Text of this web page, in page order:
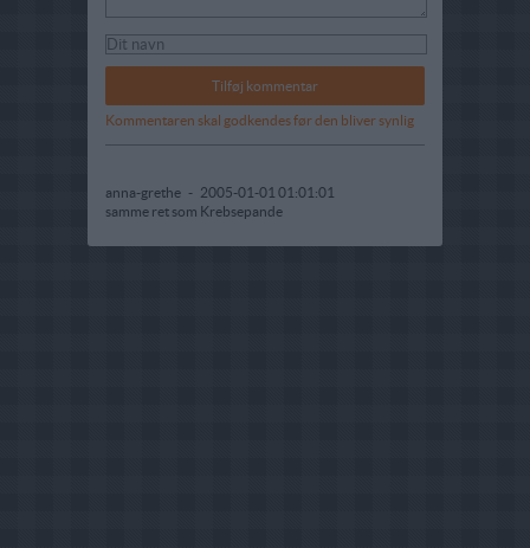
Kommentaren skal godkendes før den bliver synlig
anna-grethe - 2005-01-01 01:01:01
samme ret som Krebsepande